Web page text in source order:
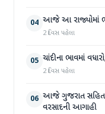
04 આજે આ રાજ્યોમાં
2 દિવસ પહેલા
05 ચાંદીના ભાવમાં
2 દિવસ પહેલા
06 આજે ગુજરાત સહિત
વરસાદની આગાહી